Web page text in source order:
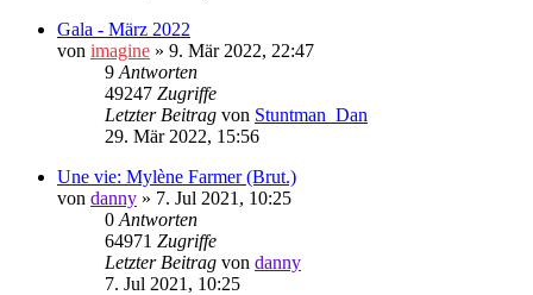
Gala - März 2022
von imagine » 9. Mär 2022, 22:47
9 Antworten
49247 Zugriffe
Letzter Beitrag von Stuntman_Dan
29. Mär 2022, 15:56
Une vie: Mylène Farmer (Brut.)
von danny » 7. Jul 2021, 10:25
0 Antworten
64971 Zugriffe
Letzter Beitrag von danny
7. Jul 2021, 10:25